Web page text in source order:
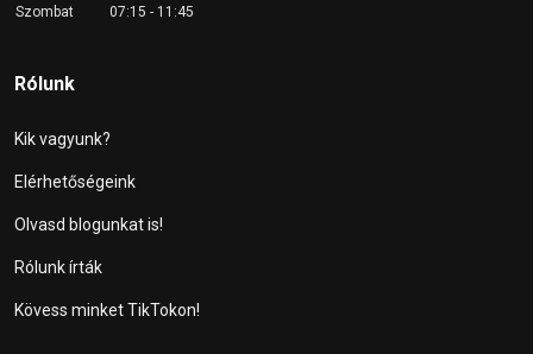
Szombat
07:15 - 11:45
Rólunk
Kik vagyunk?
Elérhetőségeink
Olvasd blogunkat is!
Rólunk írták
Kövess minket TikTokon!